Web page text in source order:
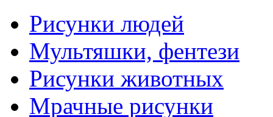
Рисунки людей
Мультяшки, фентези
Рисунки животных
Мрачные рисунки